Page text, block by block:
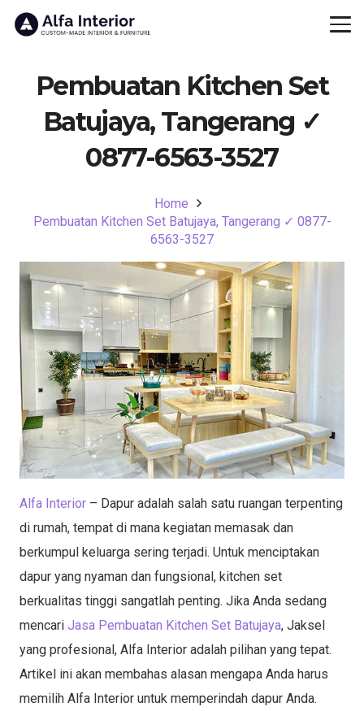
Pembuatan Kitchen Set
Batujaya, Tangerang ✓
0877-6563-3527
Home
Pembuatan Kitchen Set Batujaya, Tangerang ✓ 0877-
6563-3527
Alfa Interior – Dapur adalah salah satu ruangan terpenting
di rumah, tempat di mana kegiatan memasak dan
berkumpul keluarga sering terjadi. Untuk menciptakan
dapur yang nyaman dan fungsional, kitchen set
berkualitas tinggi sangatlah penting. Jika Anda sedang
mencari Jasa Pembuatan Kitchen Set Batujaya, Jaksel
yang profesional, Alfa Interior adalah pilihan yang tepat.
Artikel ini akan membahas alasan mengapa Anda harus
memilih Alfa Interior untuk memperindah dapur Anda.